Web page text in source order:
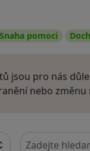
Snaha pomoci
jsou pro nás
nebo změnu
Hledejte v